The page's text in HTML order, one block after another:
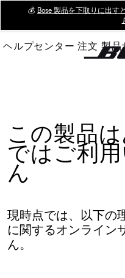
Main
💰 Bose 製品を下取りに出す
ヘルプセンター 注文 製品
この製品
ではご利
ん
現時点では、以下の
に関するオンライン
ん。